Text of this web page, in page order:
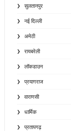
सुलतानपुर
नई दिल्ली
अमेठी
रायबरेली
लॉकडाउन
प्रयागराज
वाराणसी
धार्मिक
प्रतापगढ़